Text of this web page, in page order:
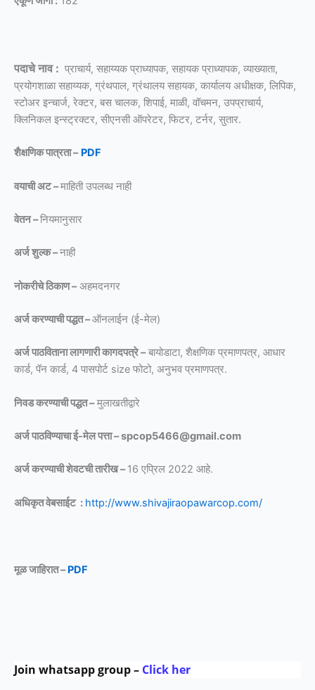
पदाचे नाव : प्राचार्य, सहाय्यक प्राध्यापक, सहायक प्राध्यापक, व्याख्याता,
प्रयोगशाळा सहाय्यक, ग्रंथपाल, ग्रंथालय सहायक, कार्यालय अधीक्षक, लिपिक,
स्टोअर इन्चार्ज, रेक्टर, बस चालक, शिपाई, माळी, वॉचमन, उपप्राचार्य,
क्लिनिकल इन्स्ट्रक्टर, सीएनसी ऑपरेटर, फिटर, टर्नर, सुतार.
शैक्षणिक पात्रता – PDF
वयाची अट –माहिती उपलब्ध नाही
वेतन –नियमानुसार
अर्ज शुल्क –नाही
नोकरीचे ठिकाण –अहमदनगर
अर्ज करण्याची पद्धत –ऑनलाईन (ई-मेल)
अर्ज पाठविताना लागणारी कागदपत्रे –बायोडाटा, शैक्षणिक प्रमाणपत्र, आधार
कार्ड, पॅन कार्ड, 4 पासपोर्ट size फोटो, अनुभव प्रमाणपत्र.
निवड करण्याची पद्धत –मुलाखतीद्वारे
अर्ज पाठविण्याचा ई-मेल पत्ता – spcop5466@gmail.com
अर्ज करण्याची शेवटची तारीख –16 एप्रिल 2022 आहे.
अधिकृत वेबसाईट : http://www.shivajiraopawarcop.com/
मूळ जाहिरात –PDF
Join whatsapp group – Click her